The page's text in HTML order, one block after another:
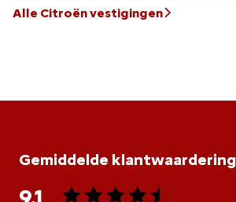
Alle Citroën vestigingen
Gemiddelde klantwaardering